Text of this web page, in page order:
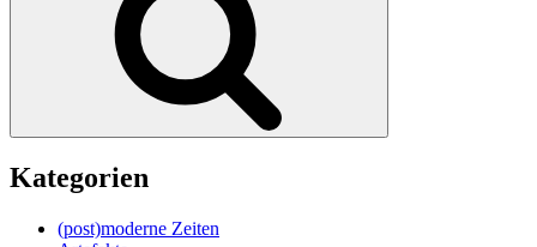
Kategorien
(post)moderne Zeiten